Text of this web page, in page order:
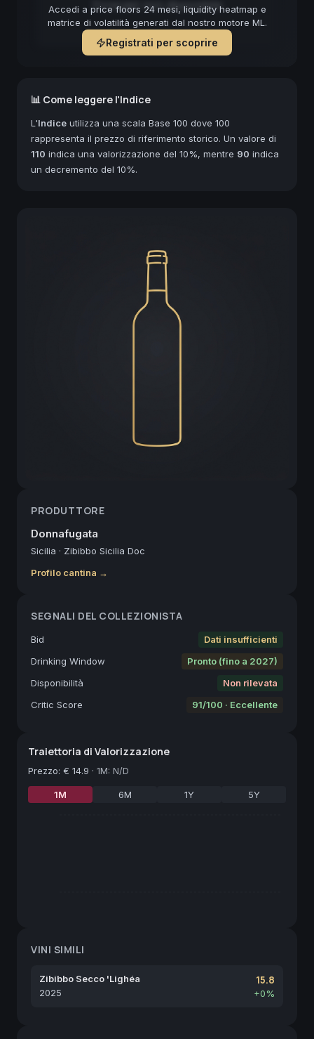
Accedi a price floors 24 mesi, liquidity heatmap e
matrice di volatilità generati dal nostro motore ML.
Registrati per scoprire
Forecast non disponibile
📊 Come leggere l'Indice
L'Indice utilizza una scala Base 100 dove 100
rappresenta il prezzo di riferimento storico. Un valore di
110 indica una valorizzazione del 10%, mentre 90 indica
un decremento del 10%.
PRODUTTORE
Donnafugata
Sicilia · Zibibbo Sicilia Doc
Profilo cantina →
SEGNALI DEL COLLEZIONISTA
Bid
Dati insufficienti
Drinking Window
Pronto (fino a 2027)
Disponibilità
Non rilevata
Critic Score
91/100 · Eccellente
Traiettoria di Valorizzazione
Prezzo: € 14.9 · 1M: N/D
1M 6M 1Y 5Y
VINI SIMILI
Zibibbo Secco 'Lighéa
2025
15.8
+0%